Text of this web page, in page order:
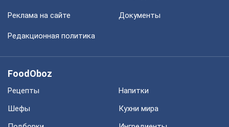
Реклама на сайте Документы
Редакционная политика
FoodOboz
Рецепты
Напитки
Шефы
Кухни мира